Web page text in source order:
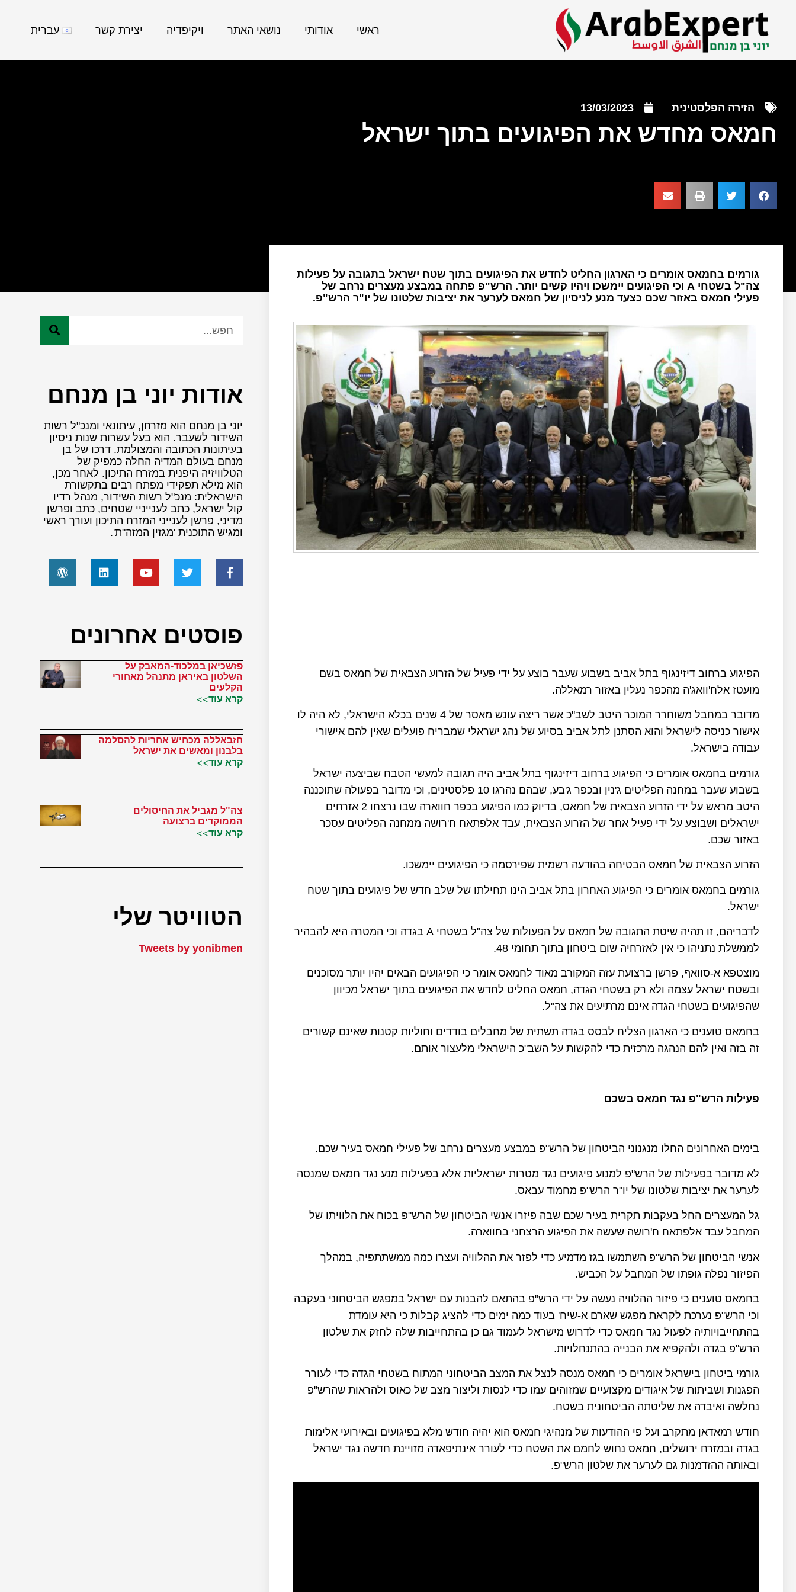
ראשי אודותי נושאי האתר ויקיפדיה יצירת קשר עברית
הזירה הפלסטינית 13/03/2023
חמאס מחדש את הפיגועים בתוך ישראל
גורמים בחמאס אומרים כי הארגון החליט לחדש את הפיגועים בתוך שטח ישראל בתגובה על פעילות
צה"ל בשטחי A וכי הפיגועים יימשכו ויהיו קשים יותר. הרש"פ פתחה במבצע מעצרים נרחב של
פעילי חמאס באזור שכם כצעד מנע לניסיון של חמאס לערער את יציבות שלטונו של יו"ר הרש"פ.
הפיגוע ברחוב דיזינגוף בתל אביב בשבוע שעבר בוצע על ידי פעיל של הזרוע הצבאית של חמאס בשם
מועטז אלח'וואג'ה מהכפר נעלין באזור רמאללה.
מדובר במחבל משוחרר המוכר היטב לשב"כ אשר ריצה עונש מאסר של 4 שנים בכלא הישראלי, לא היה לו
אישור כניסה לישראל והוא הסתנן לתל אביב בסיוע של נהג ישראלי שמבריח פועלים שאין להם אישורי
עבודה בישראל.
גורמים בחמאס אומרים כי הפיגוע ברחוב דיזינגוף בתל אביב היה תגובה למעשי הטבח שביצעה ישראל
בשבוע שעבר במחנה הפליטים ג'נין ובכפר ג'בע, שבהם נהרגו 10 פלסטינים, וכי מדובר בפעולה שתוכננה
היטב מראש על ידי הזרוע הצבאית של חמאס, בדיוק כמו הפיגוע בכפר חווארה שבו נרצחו 2 אזרחים
ישראלים ושבוצע על ידי פעיל אחר של הזרוע הצבאית, עבד אלפתאח ח'רושה ממחנה הפליטים עסכר
באזור שכם.
הזרוע הצבאית של חמאס הבטיחה בהודעה רשמית שפירסמה כי הפיגועים יימשכו.
גורמים בחמאס אומרים כי הפיגוע האחרון בתל אביב הינו תחילתו של שלב חדש של פיגועים בתוך שטח
ישראל.
לדבריהם, זו תהיה שיטת התגובה של חמאס על הפעולות של צה"ל בשטחי
בגדה וכי המטרה היא להבהיר
לממשלת נתניהו כי אין לאזרחיה שום ביטחון בתוך תחומי 48
.
מוצטפא א-סוואף, פרשן ברצועת עזה המקורב מאוד לחמאס אומר כי הפיגועים הבאים יהיו יותר מסוכנים
ובשטח ישראל עצמה ולא רק בשטחי הגדה, חמאס החליט לחדש את הפיגועים בתוך ישראל מכיוון
שהפיגועים בשטחי הגדה אינם מרתיעים את צה"ל.
בחמאס טוענים כי הארגון הצליח לבסס בגדה תשתית של מחבלים בודדים וחוליות קטנות שאינם קשורים
זה בזה ואין להם הנהגה מרכזית כדי להקשות על השב"כ הישראלי מלעצור אותם.
פעילות הרש"פ נגד חמאס בשכם
בימים האחרונים החלו מנגנוני הביטחון של הרש"פ במבצע מעצרים נרחב של פעילי חמאס בעיר שכם.
לא מדובר בפעילות של הרש"פ למנוע פיגועים נגד מטרות ישראליות אלא בפעילות מנע נגד חמאס שמנסה
לערער את יציבות שלטונו של יו"ר הרש"פ מחמוד עבאס.
גל המעצרים החל בעקבות תקרית בעיר שכם שבה פיזרו אנשי הביטחון של הרש"פ בכוח את הלוויתו של
המחבל עבד אלפתאח ח'רושה שעשה את הפיגוע הרצחני בחווארה.
אנשי הביטחון של הרש"פ השתמשו בגז מדמיע כדי לפזר את ההלוויה ועצרו כמה ממשתתפיה, במהלך
הפיזור נפלה גופתו של המחבל על הכביש.
בחמאס טוענים כי פיזור ההלוויה נעשה על ידי הרש"פ בהתאם להבנות עם ישראל במפגש הביטחוני בעקבה
וכי הרש"פ נערכת לקראת מפגש שארם א-שיח' בעוד כמה ימים כדי להציג קבלות כי היא עומדת
בהתחייבויותיה לפעול נגד חמאס כדי לדרוש מישראל לעמוד גם כן בהתחייבות שלה לחזק את שלטון
הרש"פ בגדה ולהקפיא את הבנייה בהתנחלויות.
גורמי ביטחון בישראל אומרים כי חמאס מנסה לנצל את המצב הביטחוני המתוח בשטחי הגדה כדי לעורר
הפגנות ושביתות של איגודים מקצועיים שמזוהים עמו כדי לנסות וליצור מצב של כאוס ולהראות שהרש"פ
נחלשה ואיבדה את שליטתה הביטחונית בשטח.
חודש רמאדאן מתקרב ועל פי ההודעות של מנהיגי חמאס הוא יהיה חודש מלא בפיגועים ובאירועי אלימות
בגדה ובמזרח ירושלים, חמאס נחוש לחמם את השטח כדי לעורר אינתיפאדה מזויינת חדשה נגד ישראל
ובאותה ההזדמנות גם לערער את שלטון הרש"פ.
אודות יוני בן מנחם
יוני בן מנחם הוא מזרחן, עיתונאי ומנכ"ל רשות
השידור לשעבר. הוא בעל עשרות שנות ניסיון
בעיתונות הכתובה והמצולמת. דרכו של בן
מנחם בעולם המדיה החלה כמפיק של
הטלוויזיה היפנית במזרח התיכון. לאחר מכן,
הוא מילא תפקידי מפתח רבים בתקשורת
הישראלית: מנכ"ל רשות השידור, מנהל רדיו
קול ישראל, כתב לענייניי שטחים, כתב ופרשן
מדיני, פרשן לענייני המזרח התיכון ועורך ראשי
ומגיש התוכנית 'מגזין המזה"ת'.
פוסטים אחרונים
פזשכיאן במלכוד-המאבק על
השלטון באיראן מתנהל מאחורי
הקלעים
קרא עוד>>
חזבאללה מכחיש אחריות להסלמה
בלבנון ומאשים את ישראל
קרא עוד>>
צה"ל מגביל את החיסולים
הממוקדים ברצועה
קרא עוד>>
הטוויטר שלי
Tweets by yonibmen